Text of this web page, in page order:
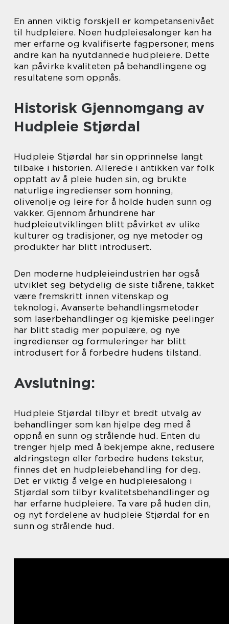
En annen viktig forskjell er kompetansenivået
til hudpleiere. Noen hudpleiesalonger kan ha
mer erfarne og kvalifiserte fagpersoner, mens
andre kan ha nyutdannede hudpleiere. Dette
kan påvirke kvaliteten på behandlingene og
resultatene som oppnås.
Historisk Gjennomgang av
Hudpleie Stjørdal
Hudpleie Stjørdal har sin opprinnelse langt
tilbake i historien. Allerede i antikken var folk
opptatt av å pleie huden sin, og brukte
naturlige ingredienser som honning,
olivenolje og leire for å holde huden sunn og
vakker. Gjennom århundrene har
hudpleieutviklingen blitt påvirket av ulike
kulturer og tradisjoner, og nye metoder og
produkter har blitt introdusert.
Den moderne hudpleieindustrien har også
utviklet seg betydelig de siste tiårene, takket
være fremskritt innen vitenskap og
teknologi. Avanserte behandlingsmetoder
som laserbehandlinger og kjemiske peelinger
har blitt stadig mer populære, og nye
ingredienser og formuleringer har blitt
introdusert for å forbedre hudens tilstand.
Avslutning:
Hudpleie Stjørdal tilbyr et bredt utvalg av
behandlinger som kan hjelpe deg med å
oppnå en sunn og strålende hud. Enten du
trenger hjelp med å bekjempe akne, redusere
aldringstegn eller forbedre hudens tekstur,
finnes det en hudpleiebehandling for deg.
Det er viktig å velge en hudpleiesalong i
Stjørdal som tilbyr kvalitetsbehandlinger og
har erfarne hudpleiere. Ta vare på huden din,
og nyt fordelene av hudpleie Stjørdal for en
sunn og strålende hud.